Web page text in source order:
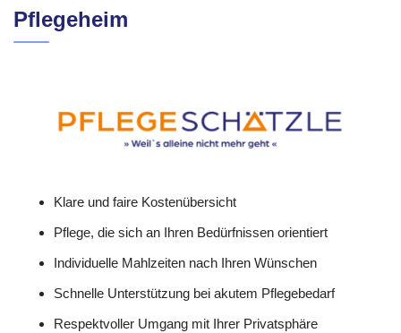
Pflegeheim
Klare und faire Kostenübersicht
Pflege, die sich an Ihren Bedürfnissen orientiert
Individuelle Mahlzeiten nach Ihren Wünschen
Schnelle Unterstützung bei akutem Pflegebedarf
Respektvoller Umgang mit Ihrer Privatsphäre